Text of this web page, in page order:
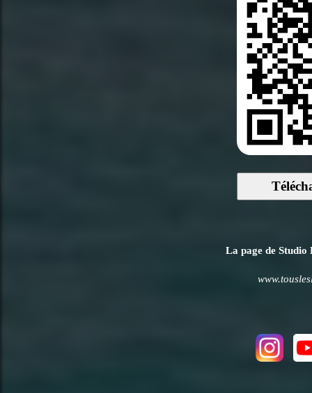
La page de Studio